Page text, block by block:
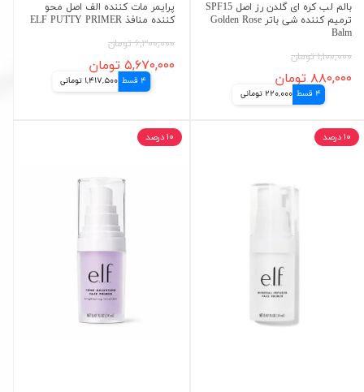
بالم لب کره ای گلدن رز اصل SPF15
ترمیم کننده شی باتر Golden Rose
Balm
۱,۱۰۰,۰۰۰ تومان
۸۸۰,۰۰۰ تومان
4 قسط 220,000 تومانی
پرایمر مات کننده الف اصل محو
کننده منافذ ELF PUTTY PRIMER
۶,۳۰۰,۰۰۰ تومان
۵,۶۷۰,۰۰۰ تومان
4 قسط 1,417,500 تومانی
۱۰ درصد ۱۰ درصد